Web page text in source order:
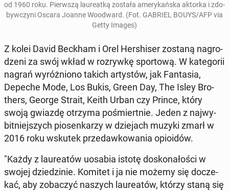
od 1960 roku. Pierw­szą lau­re­at­ką została ame­ry­kań­ska aktorka i zdo­
byw­czy­ni Oscara Joanne Wo­odward. (Fot. GABRIEL BOUYS/AFP via
Getty Images)
Z kolei David Beckham i Orel Her­shi­ser zostaną na­gro­
dze­ni za swój wkład w roz­ryw­kę spor­to­wą. W ka­te­go­rii
nagrań wy­róż­nio­no takich ar­ty­stów, jak Fan­ta­sia,
Depeche Mode, Los Bukis, Green Day, The Isley Bro­
thers, George Strait, Keith Urban czy Prince, który
swoją gwiazdę otrzyma po­śmiert­nie. Jeden z naj­wy­
bit­niej­szych pio­sen­ka­rzy w dzie­jach muzyki zmarł w
2016 roku wskutek przedaw­ko­wa­nia opio­idów.
"Każdy z lau­re­atów uosabia istotę do­sko­na­ło­ści w
swojej dzie­dzi­nie. Komitet i ja nie możemy się do­cze­
kać, aby zo­ba­czyć naszych lau­re­atów, którzy staną się